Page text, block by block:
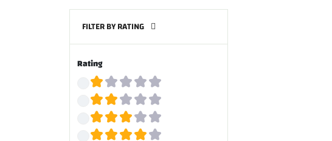
FILTER BY RATING
Rating